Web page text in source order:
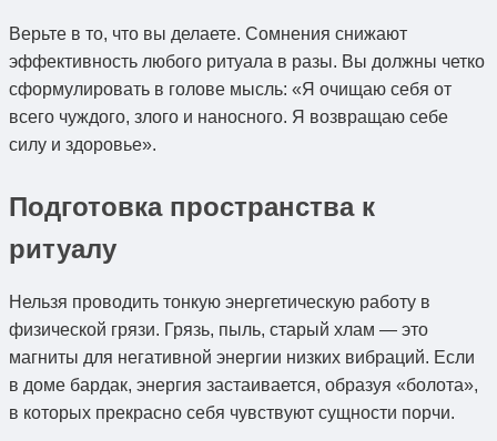
Верьте в то, что вы делаете. Сомнения снижают
эффективность любого ритуала в разы. Вы должны четко
сформулировать в голове мысль: «Я очищаю себя от
всего чуждого, злого и наносного. Я возвращаю себе
силу и здоровье».
Подготовка пространства к
ритуалу
Нельзя проводить тонкую энергетическую работу в
физической грязи. Грязь, пыль, старый хлам — это
магниты для негативной энергии низких вибраций. Если
в доме бардак, энергия застаивается, образуя «болота»,
в которых прекрасно себя чувствуют сущности порчи.